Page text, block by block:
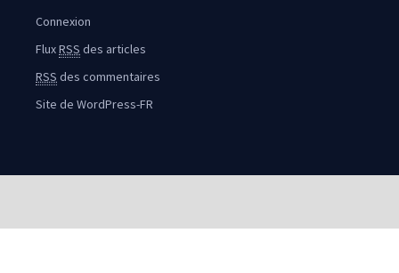
Connexion
FluxRSS des articles
RSS des commentaires
Site de WordPress-FR